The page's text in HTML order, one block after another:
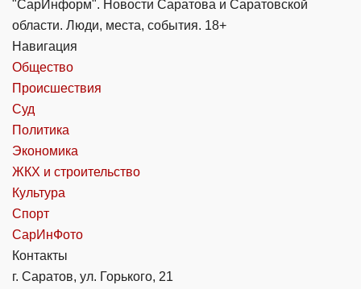
"СарИнформ". Новости Саратова и Саратовской
области. Люди, места, события. 18+
Навигация
Общество
Происшествия
Суд
Политика
Экономика
ЖКХ и строительство
Культура
Спорт
СарИнФото
Контакты
г. Саратов, ул. Горького, 21